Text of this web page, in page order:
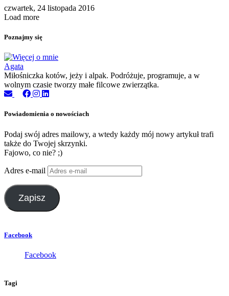
czwartek, 24 listopada 2016
Load more
Poznajmy się
Agata
Miłośniczka kotów, jeży i alpak. Podróżuje, programuje, a w
wolnym czasie tworzy małe filcowe zwierzątka.
Powiadomienia o nowościach
Podaj swój adres mailowy, a wtedy każdy mój nowy artykuł trafi
także do Twojej skrzynki.
Fajowo, co nie? ;)
Adres e-mail
Zapisz
Facebook
Facebook
Tagi